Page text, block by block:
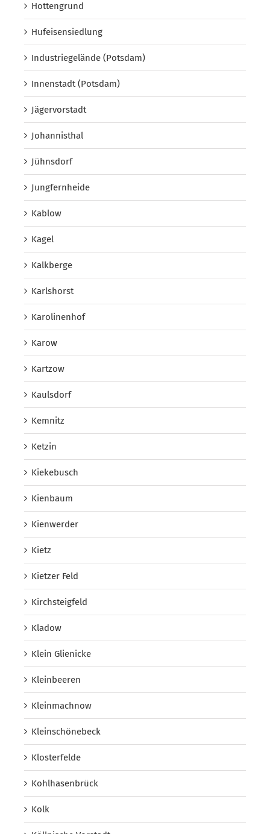
Hottengrund
Hufeisensiedlung
Industriegelände (Potsdam)
Innenstadt (Potsdam)
Jägervorstadt
Johannisthal
Jühnsdorf
Jungfernheide
Kablow
Kagel
Kalkberge
Karlshorst
Karolinenhof
Karow
Kartzow
Kaulsdorf
Kemnitz
Ketzin
Kiekebusch
Kienbaum
Kienwerder
Kietz
Kietzer Feld
Kirchsteigfeld
Kladow
Klein Glienicke
Kleinbeeren
Kleinmachnow
Kleinschönebeck
Klosterfelde
Kohlhasenbrück
Kolk